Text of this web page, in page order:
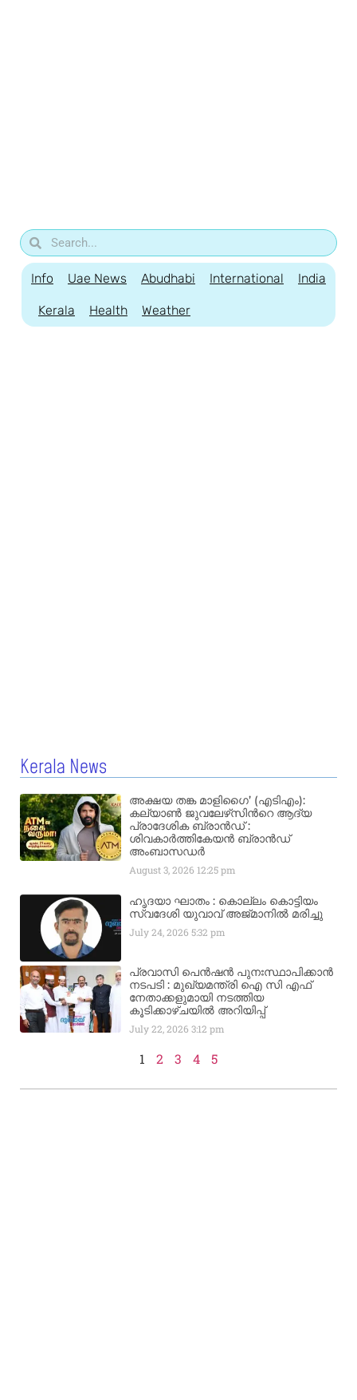
Info Uae News Abudhabi International India
Kerala Health Weather
Kerala News
അക്ഷയ തങ്ക മാളിഗൈ’ (എടിഎം):
കല്യാണ്‍ ജുവലേഴ്‌സിന്‍റെ ആദ്യ
പ്രാദേശിക ബ്രാന്‍ഡ് :
ശിവകാര്‍ത്തികേയന്‍ ബ്രാന്‍ഡ്
അംബാസഡര്‍
August 3, 2026 12:25 pm
ഹൃദയാ ഘാതം : കൊല്ലം കൊട്ടിയം
സ്വദേശി യുവാവ് അജ്മാനിൽ മരിച്ചു
July 24, 20265:32 pm
പ്രവാസി പെൻഷൻ പുനഃസ്ഥാപിക്കാൻ
നടപടി : മുഖ്യമന്ത്രി ഐ സി എഫ്
നേതാക്കളുമായി നടത്തിയ
കൂടിക്കാഴ്ചയിൽ അറിയിപ്പ്
July 22, 20263:12 pm
1 2 3 4 5